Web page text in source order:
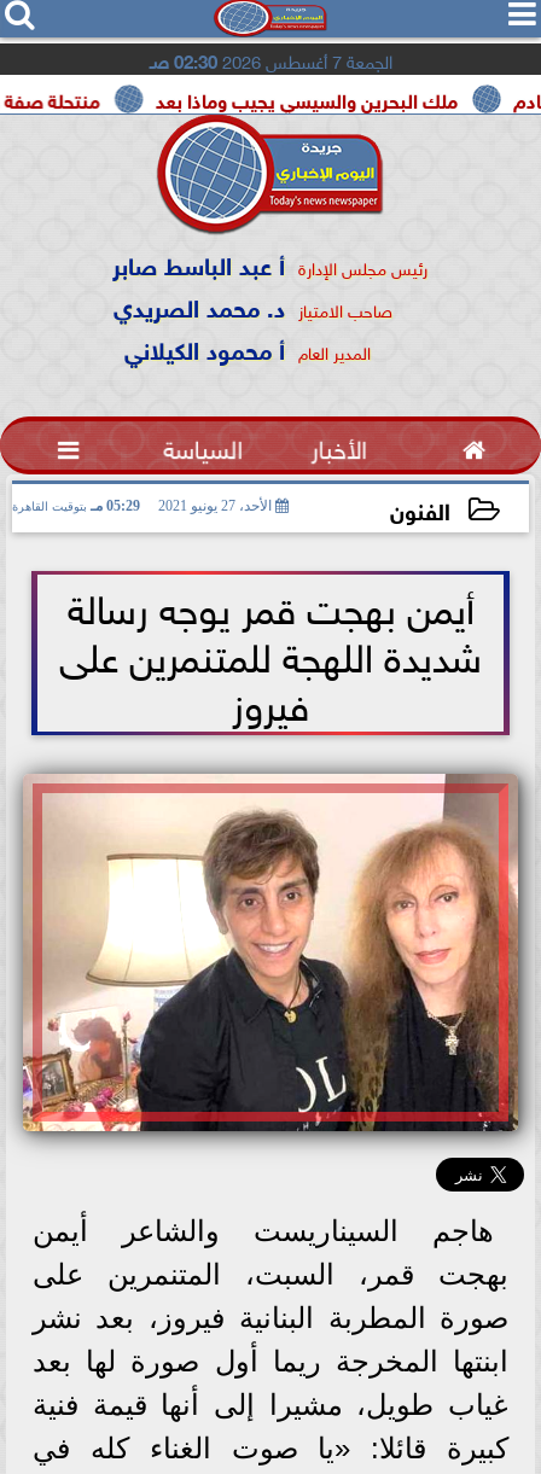
  
الجمعة 7 أغسطس 2026 02:30 صـ
منتحلة صفة صحفية ملك البحرين والسيسي يجيب وماذا بعد
رئيس مجلس الإدارة أ عبد الباسط صابر
صاحب الامتياز د. محمد الصريدي
المدير العام أ محمود الكيلاني
 الأخبار السياسة 
الفنون الأحد، 27 يونيو 2021 05:29 مـ بتوقيت القاهرة
أيمن بهجت قمر يوجه رسالة
شديدة اللهجة للمتنمرين على
فيروز
هاجم السيناريست والشاعر أيمن
بهجت قمر، السبت، المتنمرين على
صورة المطربة البنانية فيروز، بعد نشر
ابنتها المخرجة ريما أول صورة لها بعد
غياب طويل، مشيرا إلى أنها قيمة فنية
كبيرة قائلا: «يا صوت الغناء كله في